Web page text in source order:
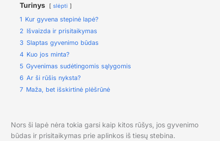
Turinys slėpti
1 Kur gyvena stepinė lapė?
2 Išvaizda ir prisitaikymas
3 Slaptas gyvenimo būdas
4 Kuo jos minta?
5 Gyvenimas sudėtingomis sąlygomis
6 Ar ši rūšis nyksta?
7 Maža, bet išskirtinė plėšrūnė
Nors ši lapė nėra tokia garsi kaip kitos rūšys, jos gyvenimo
būdas ir prisitaikymas prie aplinkos iš tiesų stebina.